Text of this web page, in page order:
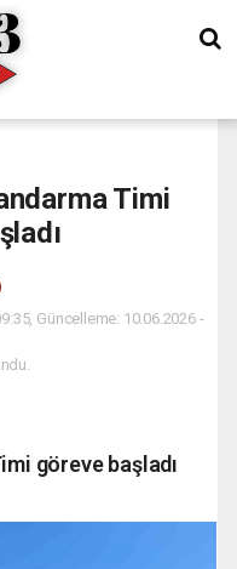
Timi
Güncelleme: 10.06.2026 -
göreve başladı